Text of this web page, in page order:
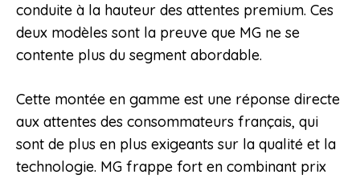
conduite à la hauteur des attentes premium. Ces
deux modèles sont la preuve que MG ne se
contente plus du segment abordable.
Cette montée en gamme est une réponse directe
aux attentes des consommateurs français, qui
sont de plus en plus exigeants sur la qualité et la
technologie. MG frappe fort en combinant prix